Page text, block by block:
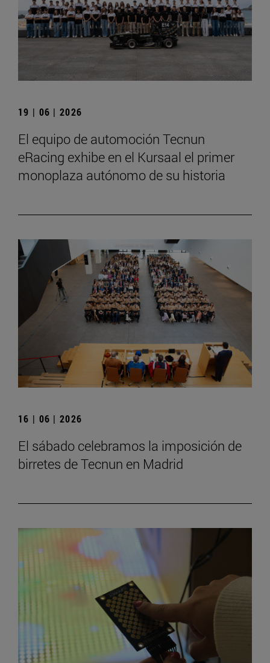
19 | 06 | 2026
El equipo de automoción Tecnun
eRacing exhibe en el Kursaal el primer
monoplaza autónomo de su historia
16 | 06 | 2026
El sábado celebramos la imposición de
birretes de Tecnun en Madrid